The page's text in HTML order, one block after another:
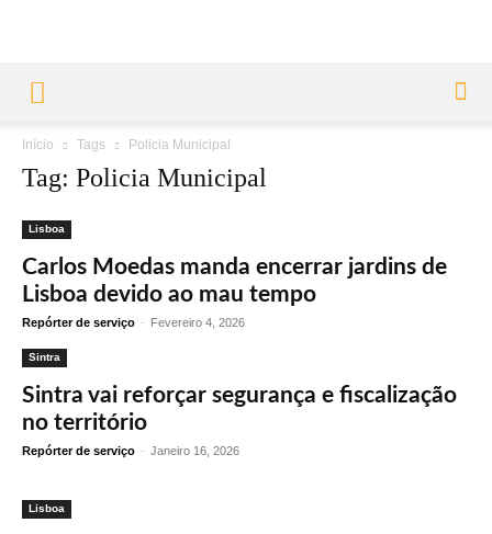
Início Tags Policia Municipal
Tag: Policia Municipal
Lisboa
Carlos Moedas manda encerrar jardins de
Lisboa devido ao mau tempo
Repórter de serviço - Fevereiro 4, 2026
Sintra
Sintra vai reforçar segurança e fiscalização
no território
Repórter de serviço - Janeiro 16, 2026
Lisboa